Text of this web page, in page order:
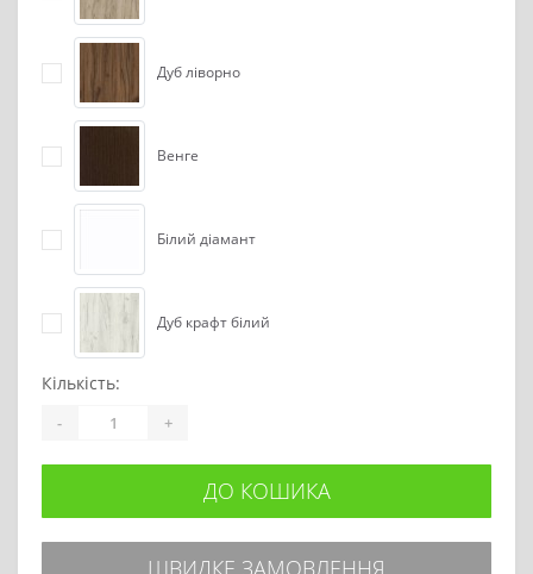
Дуб ліворно
Венге
Білий діамант
Дуб крафт білий
Кількість:
- +
ДО КОШИКА
ШВИДКЕ ЗАМОВЛЕННЯ